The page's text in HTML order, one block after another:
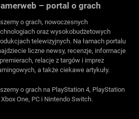
– portal o grach
o grach, nowoczesnych
oraz wysokobudżetowych
telewizyjnych. Na łamach portalu
liczne newsy, recenzje, informacje
relacje z targów i imprez
a także ciekawe artykuły.
o grach na PlayStation 4, PlayStation
Xbox One, PC i Nintendo Switch.